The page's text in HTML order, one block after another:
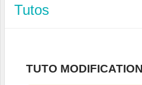
Tutos
TUTO